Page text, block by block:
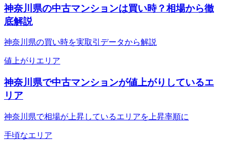
神奈川県の中古マンションは買い時？相場から徹
底解説
神奈川県の買い時を実取引データから解説
値上がりエリア
神奈川県で中古マンションが値上がりしているエ
リア
神奈川県で相場が上昇しているエリアを上昇率順に
手頃なエリア